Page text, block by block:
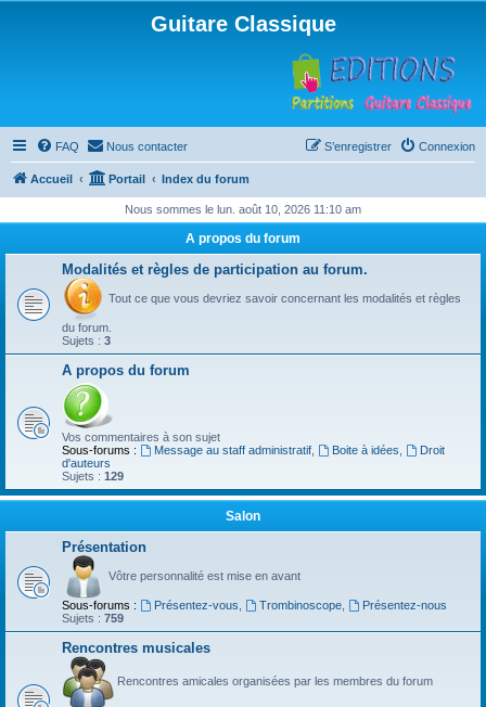
Guitare Classique
FAQ Nous contacter Connexion
S’enregistrer
Accueil Portail Index du forum
Nous sommes le lun. août 10, 2026 11:10 am
A propos du forum
Modalités et règles de participation au forum.
Tout ce que vous devriez savoir concernant les modalités et règles
du forum.
Sujets : 3
A propos du forum
Vos commentaires à son sujet
Sous-forums :
Message au staff administratif, Boite à idées
Droit
d'auteurs
Sujets : 129
Salon
Présentation
Vôtre personnalité est mise en avant
Sous-forums : Présentez-vous Trombinoscope,
Présentez-nous
Sujets : 759
Rencontres musicales
Rencontres amicales organisées par les membres du forum